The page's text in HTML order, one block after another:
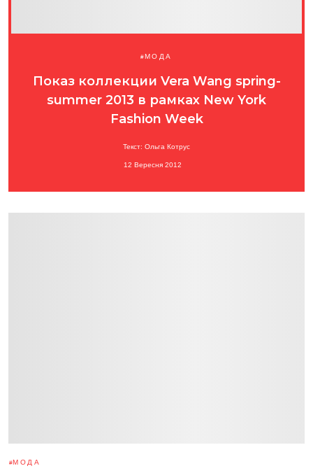
МОДА
Показ коллекции Vera Wang spring-
summer 2013 в рамках New York
Fashion Week
Текст: Ольга Котрус
12 Вересня 2012
МОДА